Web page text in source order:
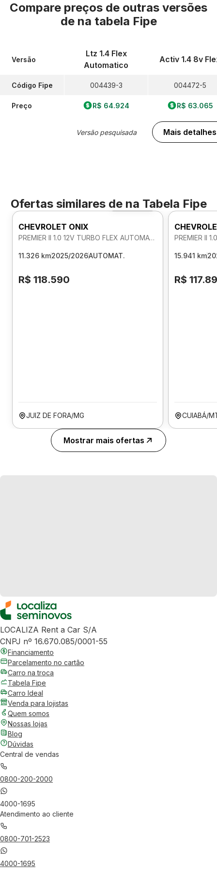
Compare preços de outras versões
de na tabela Fipe
Versão
Código Fipe
Preço
Ltz 1.4 Flex
Automatico
004439-3
R$ 64.924
Versão pesquisada
Activ 1.4 8v
004472-5
R$ 63.065
Mais detalhes
Ofertas similares de na Tabela Fipe
Foto 360º
CHEVROLET ONIX
PREMIER II 1.0 12V TURBO FLEX AUTOMATICO
11.326 km2025/2026AUTOMAT.
R$ 118.590
JUIZ DE FORA/MG
15.941 km
R$
CUIABÁ/
Mostrar mais ofertas
LOCALIZA Rent a Car S/A
CNPJ nº 16.670.085/0001-55
Financiamento
Parcelamento no cartão
Carro na troca
Tabela Fipe
Carro Ideal
Venda para lojistas
Quem somos
Nossas lojas
Blog
Dúvidas
Central de vendas
0800-200-2000
4000-1695
Atendimento ao cliente
0800-701-2523
4000-1695